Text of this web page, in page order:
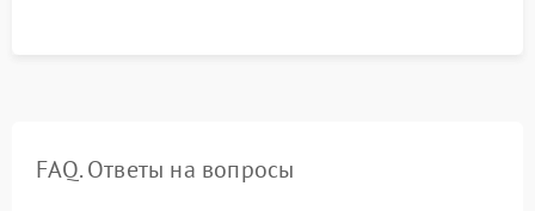
FAQ. Ответы на вопросы